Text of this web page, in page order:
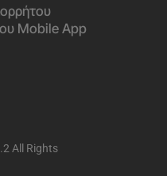
Mobile App
All Rights